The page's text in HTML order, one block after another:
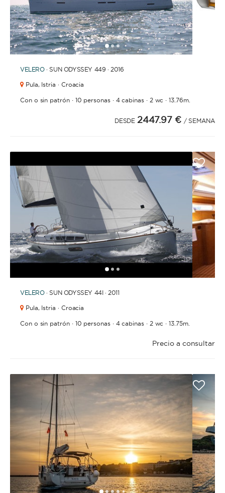
123
VELERO · SUN ODYSSEY 449 · 2016
Pula, Istria · Croacia
Con o sin patrón· 10 personas· 4 cabinas· 2 wc ·13.76m.
DESDE 2447.97 € / SEMANA
123
VELERO · SUN ODYSSEY 44I · 2011
Pula, Istria · Croacia
Con o sin patrón· 10 personas· 4 cabinas· 2 wc ·13.75m.
Precio a consultar